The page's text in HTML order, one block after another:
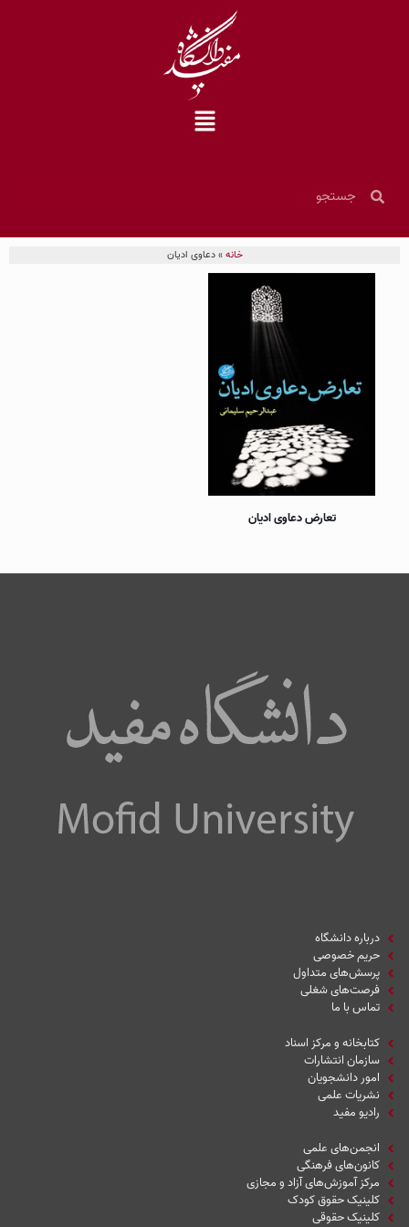
خانه»دعاوی ادیان
تعارض دعاوی اديان
درباره دانشگاه
حریم خصوصی
پرسش‌های متداول
فرصت‌های شغلی
تماس با ما
کتابخانه و مرکز اسناد
سازمان انتشارات
امور دانشجویان
نشریات علمی
رادیو مفید
انجمن‌های علمی
کانون‌های فرهنگی
مرکز آموزش‌های آزاد و مجازی
کلینیک حقوق کودک
کلینیک حقوقی